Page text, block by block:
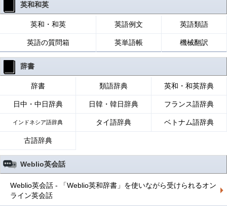
英和和英
英和・和英 英語例文 英語類語
英語の質問箱 英単語帳 機械翻訳
辞書
辞書 類語辞典 英和・和英辞典
日中・中日辞典 日韓・韓日辞典 フランス語辞典
インドネシア語辞典 タイ語辞典 ベトナム語辞典
古語辞典
Weblio英会話
Weblio英会話 - 「Weblio英和辞書」を使いながら受けられるオン
ライン英会話